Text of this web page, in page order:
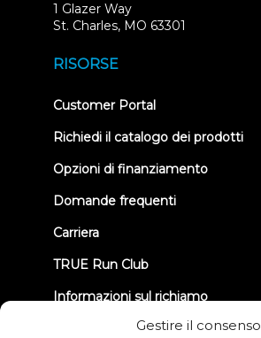
Gestire il consenso
1 Glazer Way
St. Charles, MO 63301
RISORSE
Customer Portal(opens
new
Richiedi il catalogo dei prodotti
Opzioni di finanziamento
Domande frequenti
Carriera
TRUE Run Club
Informazioni sul richiamo